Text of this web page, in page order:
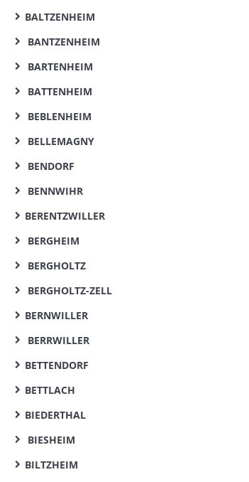
BALTZENHEIM
BANTZENHEIM
BARTENHEIM
BATTENHEIM
BEBLENHEIM
BELLEMAGNY
BENDORF
BENNWIHR
BERENTZWILLER
BERGHEIM
BERGHOLTZ
BERGHOLTZ-ZELL
BERNWILLER
BERRWILLER
BETTENDORF
BETTLACH
BIEDERTHAL
BIESHEIM
BILTZHEIM